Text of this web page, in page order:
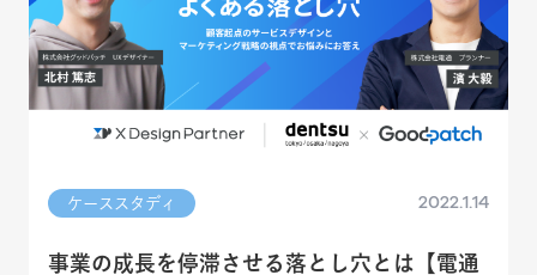
ケーススタディ 2022.1.14
事業の成長を停滞させる落とし穴とは【電通